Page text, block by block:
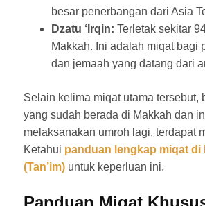
besar penerbangan dari Asia
Dzatu ‘Irqin: Terletak sekitar
Makkah. Ini adalah miqat bagi
dan jemaah yang datang dari
Selain kelima miqat utama tersebut,
yang sudah berada di Makkah dan
melaksanakan umroh lagi, terdapat
Ketahui panduan lengkap miqat di
(Tan’im)untuk keperluan ini.
Panduan Miqat